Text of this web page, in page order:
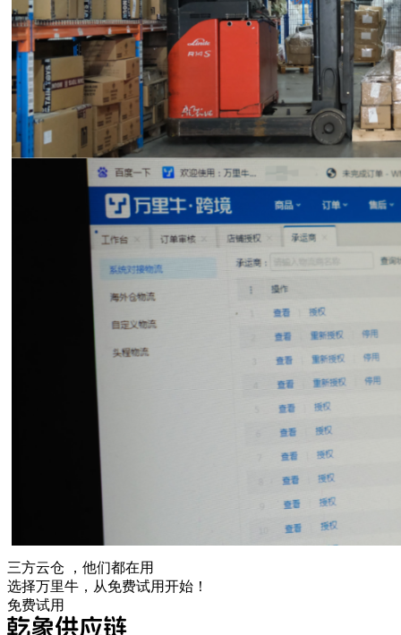
三方云仓
，他们都在用
选择万里牛，从免费试用开始！
免费试用